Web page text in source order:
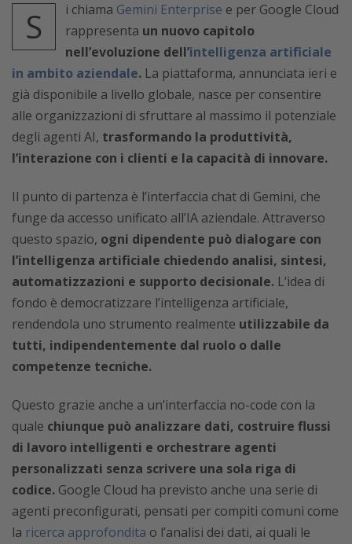
S i chiama Gemini Enterprise e per Google Cloud
rappresenta un nuovo capitolo
nell’evoluzione dell’intelligenza artificiale
in ambito aziendale. La piattaforma, annunciata ieri e
già disponibile a livello globale, nasce per consentire
alle organizzazioni di sfruttare al massimo il potenziale
degli agenti AI, trasformando la produttività,
l’interazione con i clienti e la capacità di innovare.
Il punto di partenza è l’interfaccia chat di Gemini, che
funge da accesso unificato all’IA aziendale. Attraverso
questo spazio, ogni dipendente può dialogare con
l’intelligenza artificiale chiedendo analisi, sintesi,
automatizzazioni e supporto decisionale. L’idea di
fondo è democratizzare l’intelligenza artificiale,
rendendola uno strumento realmente utilizzabile da
tutti, indipendentemente dal ruolo o dalle
competenze tecniche.
Questo grazie anche a un’interfaccia no-code con la
quale chiunque può analizzare dati, costruire flussi
di lavoro intelligenti e orchestrare agenti
personalizzati senza scrivere una sola riga di
codice. Google Cloud ha previsto anche una serie di
agenti preconfigurati, pensati per compiti comuni come
la ricerca approfondita o l’analisi dei dati, ai quali le